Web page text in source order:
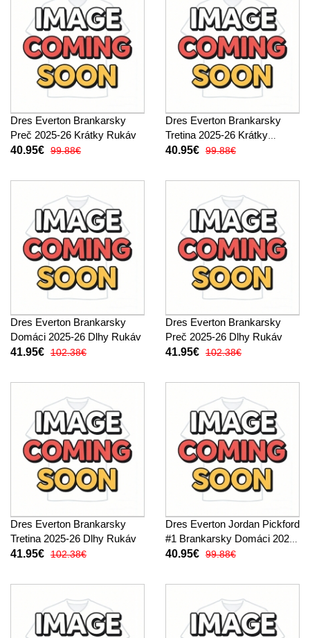
Dres Everton Brankarsky
Preč 2025-26 Krátky Rukáv
40.95€ 99.88€
Dres Everton Brankarsky
Tretina 2025-26 Krátky
Rukáv
40.95€ 99.88€
Dres Everton Brankarsky
Domáci 2025-26 Dlhy Rukáv
41.95€ 102.38€
Dres Everton Brankarsky
Preč 2025-26 Dlhy Rukáv
41.95€ 102.38€
Dres Everton Brankarsky
Tretina 2025-26 Dlhy Rukáv
41.95€ 102.38€
Dres Everton Jordan Pickford
#1 Brankarsky Domáci 2025-
26 Krátky Rukáv
40.95€ 99.88€